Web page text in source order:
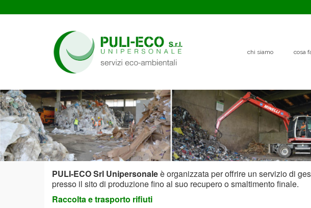
chi siamo cosa
PULI-ECO Srl Unipersonaleè organizzata per offrire un servizio di
presso il sito di produzione fino al suo recupero o smaltimento finale.
Raccolta e trasporto rifiuti